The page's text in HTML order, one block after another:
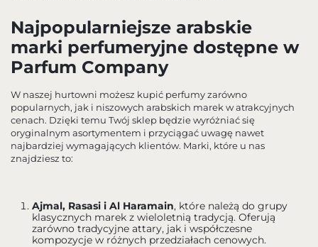
Najpopularniejsze arabskie
marki perfumeryjne dostępne w
Parfum Company
W naszej hurtowni możesz kupić perfumy zarówno
popularnych, jak i niszowych arabskich marek w atrakcyjnych
cenach. Dzięki temu Twój sklep będzie wyróżniać się
oryginalnym asortymentem i przyciągać uwagę nawet
najbardziej wymagających klientów. Marki, które u nas
znajdziesz to:
Ajmal, Rasasi i Al Haramain, które należą do grupy
klasycznych marek z wieloletnią tradycją. Oferują
zarówno tradycyjne attary, jak i współczesne
kompozycje w różnych przedziałach cenowych.